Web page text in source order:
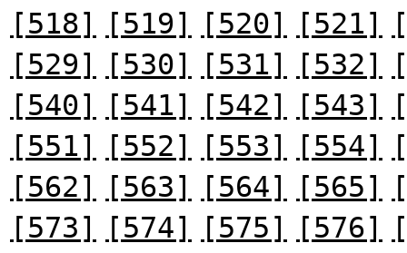
[518]
[519] [520] [521]
[529]
[530] [531] [532]
[540]
[541] [542] [543]
[551]
[552] [553] [554]
[562]
[563] [564] [565]
[573]
[574] [575] [576]